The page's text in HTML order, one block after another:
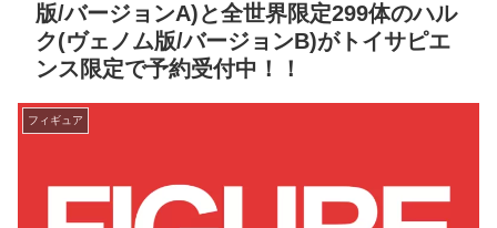
版/バージョンA)と全世界限定299体のハル
ク(ヴェノム版/バージョンB)がトイサピエ
ンス限定で予約受付中！！
フィギュア